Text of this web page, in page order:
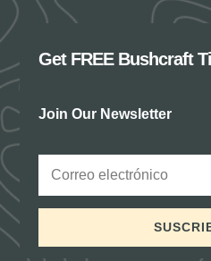
Get FREE Bushcraft
Join Our Newsletter